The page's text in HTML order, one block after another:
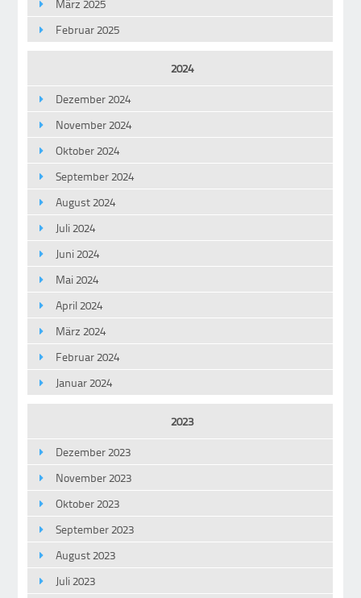
März 2025
Februar 2025
2024
Dezember 2024
November 2024
Oktober 2024
September 2024
August 2024
Juli 2024
Juni 2024
Mai 2024
April 2024
März 2024
Februar 2024
Januar 2024
2023
Dezember 2023
November 2023
Oktober 2023
September 2023
August 2023
Juli 2023